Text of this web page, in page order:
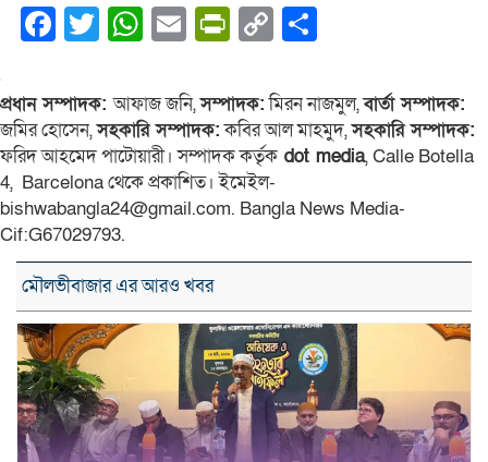
Facebook
Twitter
WhatsApp
EmailPrintFriendly
Copy
প্রধান সম্পাদক:আফাজ জনি,সম্পাদক:মিরন নাজমুল,বার্তা সম্পাদক:
জমির হোসেন,সহকারি সম্পাদক:কবির আল মাহমুদ,সহকারি সম্পাদক:
ফরিদ আহমেদ পাটোয়ারী। সম্পাদক কর্তৃক dot media, Calle Botella
4, Barcelona থেকে প্রকাশিত। ইমেইল-
bishwabangla24@gmail.com. Bangla News Media-
Cif:G67029793.
মৌলভীবাজার এর আরও খবর